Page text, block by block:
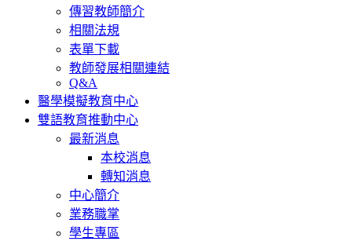
傳習教師簡介
相關法規
表單下載
教師發展相關連結
Q&A
醫學模擬教育中心
雙語教育推動中心
最新消息
本校消息
轉知消息
中心簡介
業務職掌
學生專區